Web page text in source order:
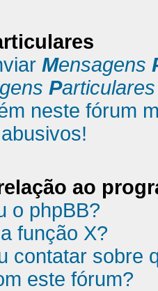
Mensagens
Particulares
neste fórum
ao
o phpBB?
função X?
contatar sobre
este fórum?